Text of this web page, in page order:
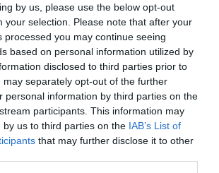
by us, please use the below opt-out
your selection. Please note that after your
processed you may continue seeing
based on personal information utilized by
disclosed to third parties prior to
may separately opt-out of the further
personal information by third parties on the
participants. This information may
by us to third parties on the IAB’s List of
that may further disclose it to other